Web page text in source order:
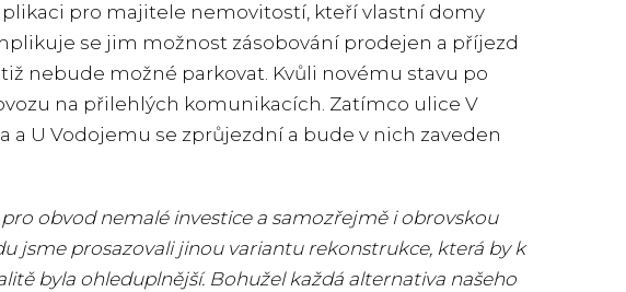
pro majitele nemovitostí, kteří vlastní domy
se jim možnost zásobování prodejen a příjezd
nebude možné parkovat. Kvůli novému stavu po
na přilehlých komunikacích. Zatímco ulice V
a U Vodojemu se zprůjezdní a bude v nich zaveden
obvod nemalé investice a samozřejmě i obrovskou
jsme prosazovali jinou variantu rekonstrukce, která by k
byla ohleduplnější. Bohužel každá alternativa našeho